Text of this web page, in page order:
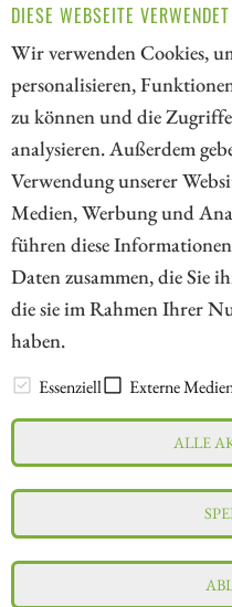
DIESE WEBSEITE
Wir verwenden Cookies,
personalisieren,
zu können und die
analysieren. Außerdem
Verwendung unserer
Medien, Werbung und
führen diese
Daten zusammen, die Sie
die sie im Rahmen Ihrer
haben.
Essenziell Externe
ALLE
1
// kapitalerhoehungen.de - ©
Investoren und Unternehmen
und Unternehmensfinanzierung
LEXIKON
Impressum
Datenschutz
Interessenskonflikt &
Nutzungsbedingungen
Cookie-Einstellungen